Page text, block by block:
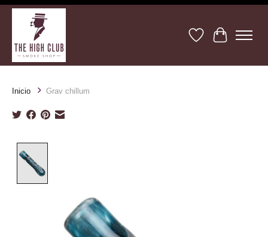
Lista de deseos
Cesta
Inicio Grav chillum